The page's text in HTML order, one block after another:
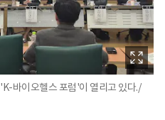
바이오헬스 포럼'이 열리고 있다./